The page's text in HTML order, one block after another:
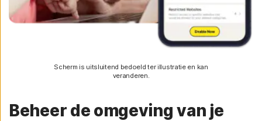
Scherm is uitsluitend bedoeld ter illustratie en kan
veranderen.
Beheer de omgeving van je